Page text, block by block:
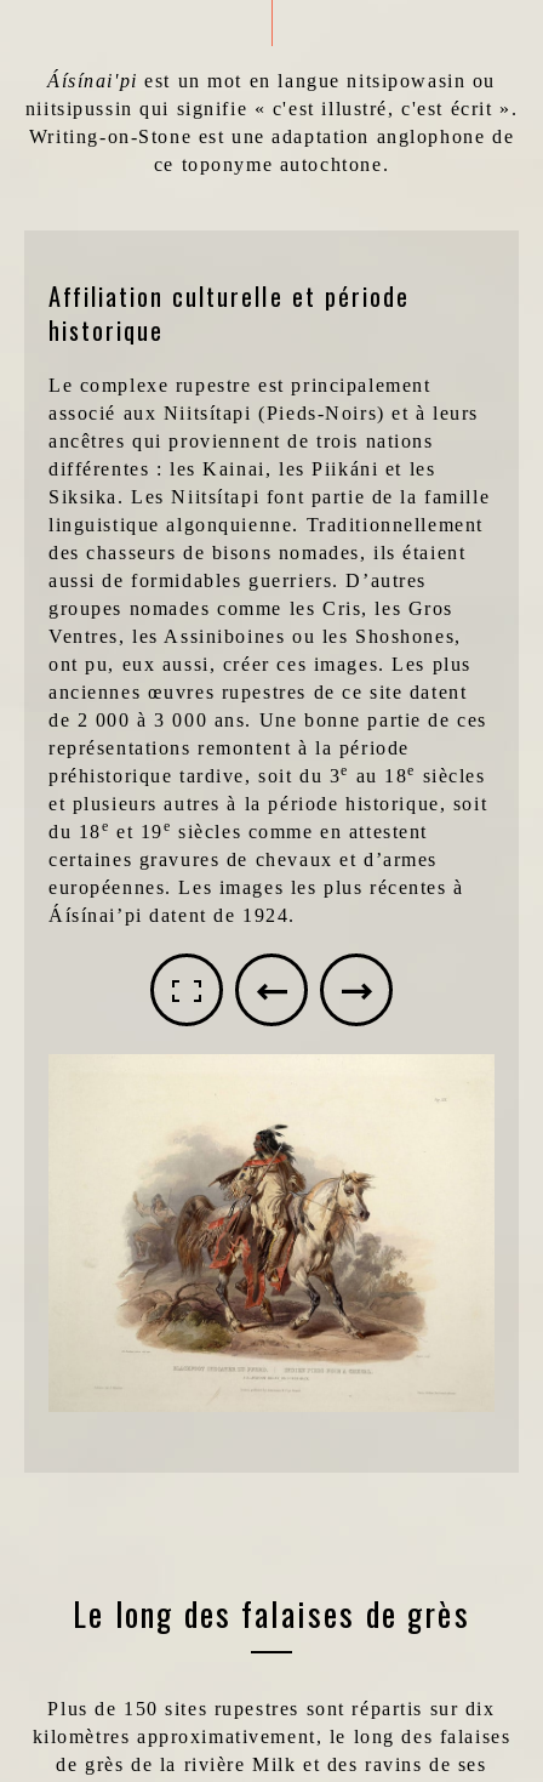
Áísínai'pi est un mot en langue nitsipowasin ou
niitsipussin qui signifie « c'est illustré, c'est écrit ».
Writing-on-Stone est une adaptation anglophone de
ce toponyme autochtone.
Affiliation culturelle et période
historique
Le complexe rupestre est principalement
associé aux Niitsítapi (Pieds-Noirs) et à leurs
ancêtres qui proviennent de trois nations
différentes : les Kainai, les Piikáni et les
Siksika. Les Niitsítapi font partie de la famille
linguistique algonquienne. Traditionnellement
des chasseurs de bisons nomades, ils étaient
aussi de formidables guerriers. D’autres
groupes nomades comme les Cris, les Gros
Ventres, les Assiniboines ou les Shoshones,
ont pu, eux aussi, créer ces images. Les plus
anciennes œuvres rupestres de ce site datent
de 2 000 à 3 000 ans. Une bonne partie de ces
représentations remontent à la période
préhistorique tardive, soit du 3e au 18e siècles
et plusieurs autres à la période historique, soit
du 18e et 19e siècles comme en attestent
certaines gravures de chevaux et d’armes
européennes. Les images les plus récentes à
Áísínai’pi datent de 1924.
Le long des falaises de grès
Plus de 150 sites rupestres sont répartis sur dix
kilomètres approximativement, le long des falaises
de grès de la rivière Milk et des ravins de ses